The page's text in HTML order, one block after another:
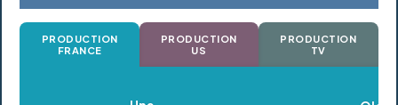
PRODUCTION
FRANCE
PRODUCTION
US
PRODUCTION
TV